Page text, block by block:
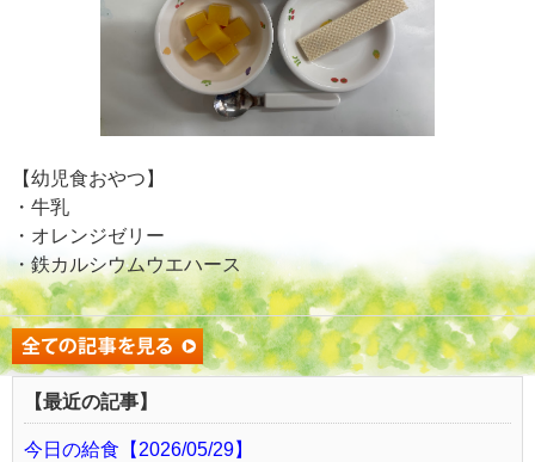
【幼児食おやつ】
・牛乳
・オレンジゼリー
・鉄カルシウムウエハース
【最近の記事】
今日の給食【2026/05/29】